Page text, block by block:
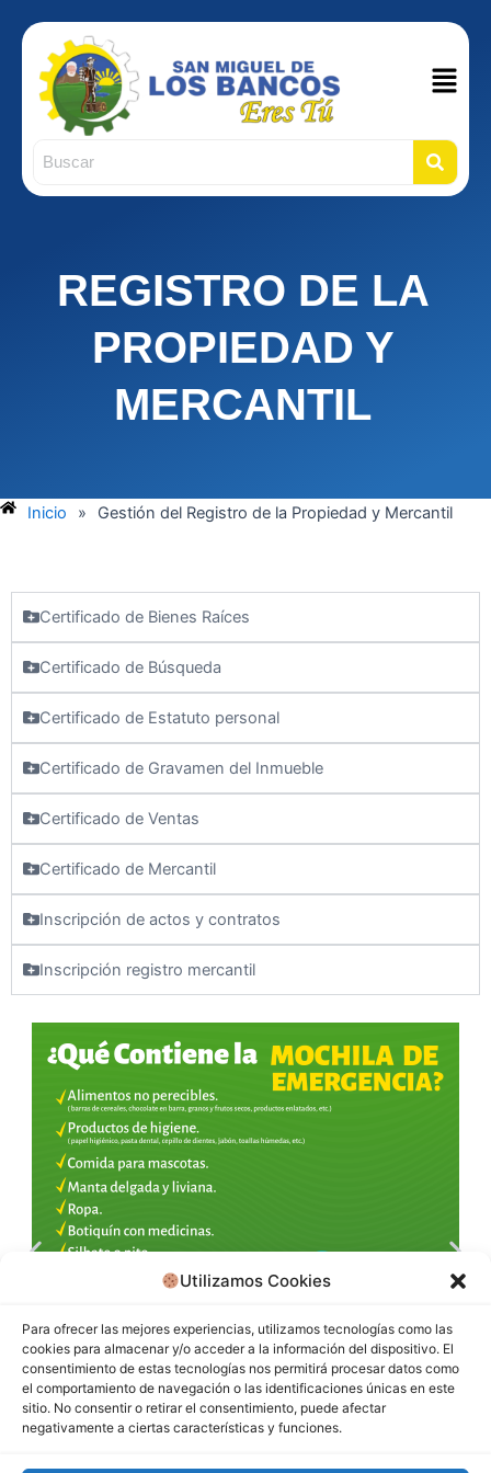
Utilizamos Cookies
Para ofrecer las mejores experiencias, utilizamos tecnologías como las
cookies para almacenar y/o acceder a la información del dispositivo. El
consentimiento de estas tecnologías nos permitirá procesar datos como
el comportamiento de navegación o las identificaciones únicas en este
sitio. No consentir o retirar el consentimiento, puede afectar
negativamente a ciertas características y funciones.
Main
REGISTRO DE LA
PROPIEDAD Y
MERCANTIL
Inicio » Gestión del Registro de la Propiedad y Mercantil
Certificado de Bienes Raíces
Certificado de Búsqueda
Certificado de Estatuto personal
Certificado de Gravamen del Inmueble
Certificado de Ventas
Certificado de Mercantil
Inscripción de actos y contratos
Inscripción registro mercantil